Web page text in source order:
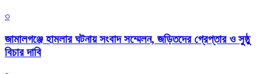
৩
জামালগঞ্জে হামলার ঘটনায় সংবাদ সম্মেলন, জড়িতদের গ্রেপ্তার ও সুষ্ঠু
বিচার দাবি